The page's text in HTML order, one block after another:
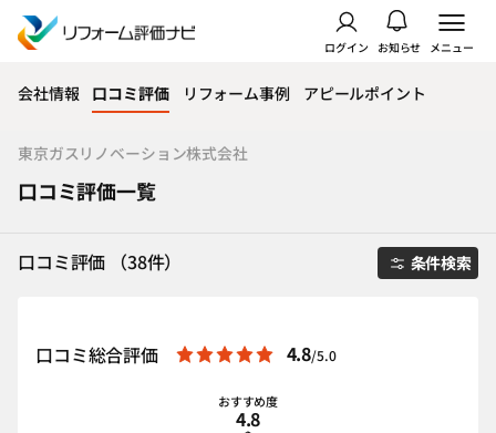
ログイン お知らせ メニュー
会社情報 口コミ評価 リフォーム事例 アピールポイント
東京ガスリノベーション株式会社
口コミ評価一覧
口コミ評価 （38件） 条件検索
口コミ総合評価 4.8/5.0
おすすめ度
4.8